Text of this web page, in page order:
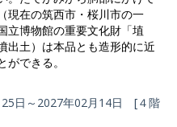
現在の筑西市・桜川市の一
立博物館の重要文化財「埴
土）は本品とも造形的に近
できる。
25日～2027年02月14日 [４階